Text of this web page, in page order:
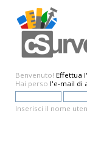
Benvenuto! Effettua
Hai perso l'e-mail di
Inserisci il nome